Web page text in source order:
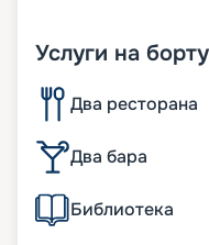
Услуги на борту
Два ресторана
Два бара
Библиотека